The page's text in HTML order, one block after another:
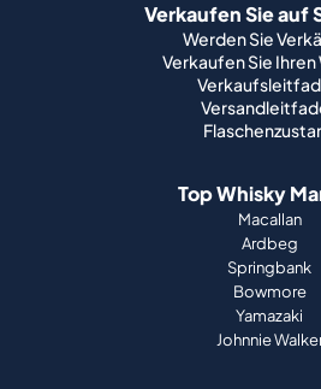
Verkaufen Sie auf
Werden Sie
Verkaufen Sie Ihren
Top Whisky
Macallan
Ardbeg
Springbank
Bowmore
Yamazaki
Johnnie